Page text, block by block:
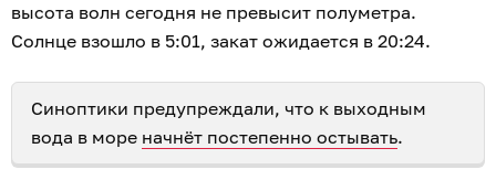
высота волн сегодня не превысит полуметра.
Солнце взошло в 5:01, закат ожидается в 20:24.
Синоптики предупреждали, что к выходным
вода в море начнёт постепенно остывать.